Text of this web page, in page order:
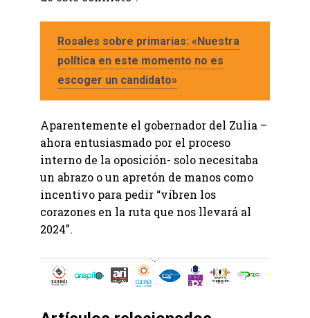
Rosales sobre primarias: «Nuestra
política en este momento no es
escoger un candidato»
Aparentemente el gobernador del Zulia –
ahora entusiasmado por el proceso
interno de la oposición- solo necesitaba
un abrazo o un apretón de manos como
incentivo para pedir “vibren los
corazones en la ruta que nos llevará al
2024”.